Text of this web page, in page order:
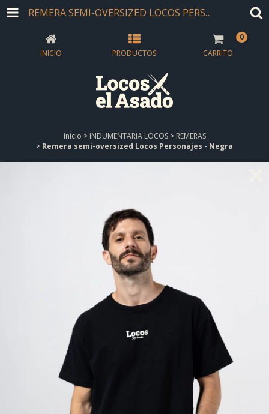
REMERA SEMI-OVERSIZED LOCOS PERSONAJES - NEGRA
INICIO PRODUCTOS CARRITO
0
Inicio > INDUMENTARIA LOCOS > REMERAS
> Remera semi-oversized Locos Personajes - Negra